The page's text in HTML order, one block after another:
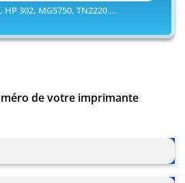
302, MG5750, TN2220 ...
de votre imprimante